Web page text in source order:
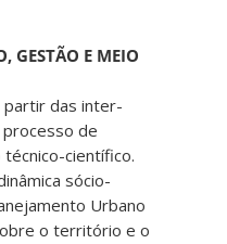
GESTÃO E MEIO
partir das inter-
de
científico.
sócio-
Urbano
o território e o